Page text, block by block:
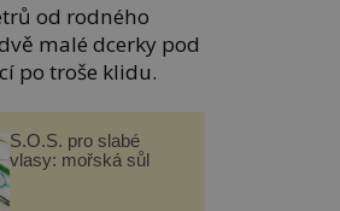
od rodného
malé dcerky pod
po troše klidu.
S.O.S. pro slabé
vlasy: mořská sůl